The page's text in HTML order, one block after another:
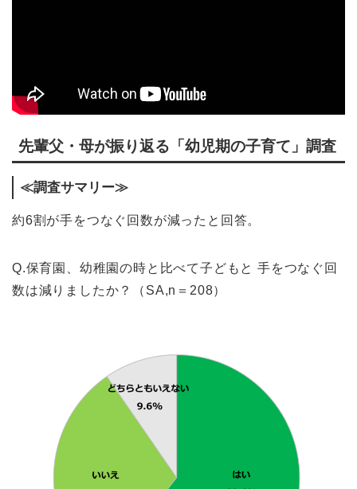
先輩父・母が振り返る「幼児期の子育て」調査
≪調査サマリー≫
約6割が手をつなぐ回数が減ったと回答。
Q.保育園、幼稚園の時と比べて子どもと 手をつなぐ回
数は減りましたか？（SA,n＝208）